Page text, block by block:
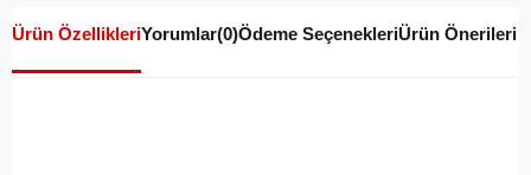
Ürün ÖzellikleriYorumlar(0)Ödeme SeçenekleriÜrün Önerileri